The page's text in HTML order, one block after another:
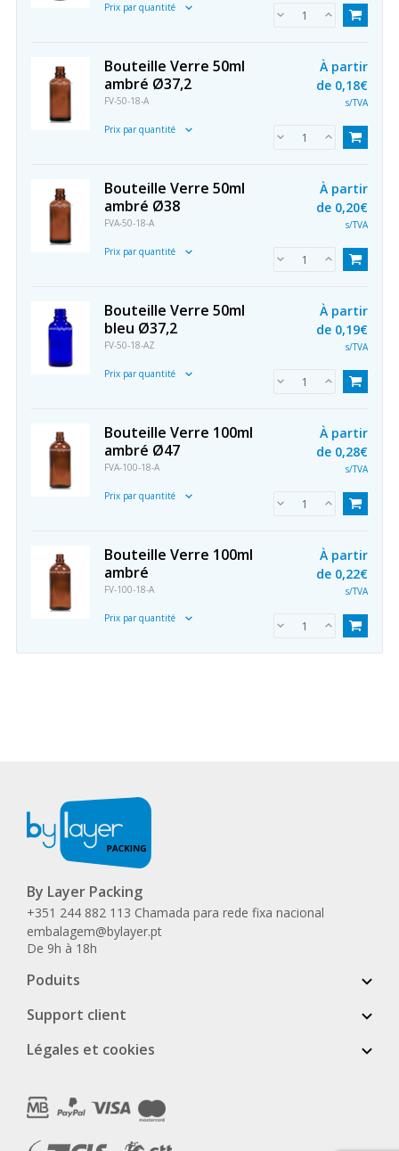
Prix par quantité
Bouteille Verre 50ml
ambré Ø37,2
FV-50-18-A
Prix par quantité
À partir
de 0,18€
s/TVA
Bouteille Verre 50ml
ambré Ø38
FVA-50-18-A
Prix par quantité
À partir
de 0,20€
s/TVA
Bouteille Verre 50ml
bleu Ø37,2
FV-50-18-AZ
Prix par quantité
À partir
de 0,19€
s/TVA
Bouteille Verre 100ml
ambré Ø47
FVA-100-18-A
Prix par quantité
À partir
de 0,28€
s/TVA
Bouteille Verre 100ml
ambré
FV-100-18-A
Prix par quantité
À partir
de 0,22€
s/TVA
By Layer Packing
+351 244 882 113 Chamada para rede fixa nacional
embalagem@bylayer.pt
De 9h à 18h
Poduits
Support client
Légales et cookies